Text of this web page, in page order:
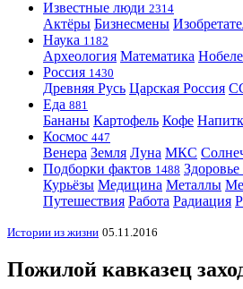
Известные люди 2314
Актёры Бизнесмены
Наука 1182
Археология Математика
Россия 1430
Древняя Русь Царская Россия
Еда 881
Бананы Картофель Кофе
Космос 447
Венера Земля Луна МКС
Подборки фактов 1488 Здоровье
Курьёзы Медицина Металлы
Путешествия Работа Радиация
Истории из жизни 05.11.2016
Пожилой кавказец